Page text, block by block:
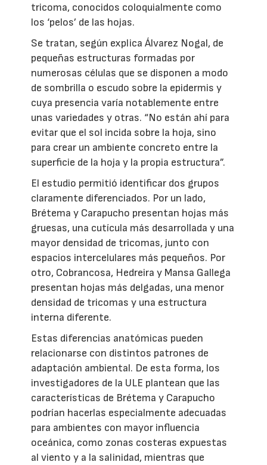
tricoma, conocidos coloquialmente como
los ‘pelos’ de las hojas.
Se tratan, según explica Álvarez Nogal, de
pequeñas estructuras formadas por
numerosas células que se disponen a modo
de sombrilla o escudo sobre la epidermis y
cuya presencia varía notablemente entre
unas variedades y otras. “No están ahí para
evitar que el sol incida sobre la hoja, sino
para crear un ambiente concreto entre la
superficie de la hoja y la propia estructura”.
El estudio permitió identificar dos grupos
claramente diferenciados. Por un lado,
Brétema y Carapucho presentan hojas más
gruesas, una cutícula más desarrollada y una
mayor densidad de tricomas, junto con
espacios intercelulares más pequeños. Por
otro, Cobrancosa, Hedreira y Mansa Gallega
presentan hojas más delgadas, una menor
densidad de tricomas y una estructura
interna diferente.
Estas diferencias anatómicas pueden
relacionarse con distintos patrones de
adaptación ambiental. De esta forma, los
investigadores de la ULE plantean que las
características de Brétema y Carapucho
podrían hacerlas especialmente adecuadas
para ambientes con mayor influencia
oceánica, como zonas costeras expuestas
al viento y a la salinidad, mientras que